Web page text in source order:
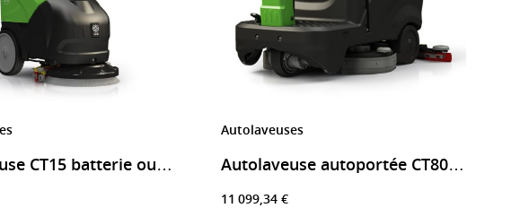
Autolaveuse CT15 batterie ou câble – Nettoyage pro
Autolaveuses
Autolaveuse autoportée CT80 - largeur de travail
11 099,34 €